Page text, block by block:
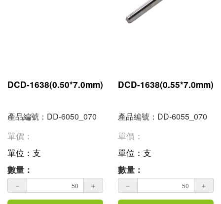
DCD-1638(0.50*7.0mm)
產品編號：DD-6050_070
單價：
單位：支
數量：
－ ＋
DCD-1638(0.55*7.0mm)
產品編號：DD-6055_070
單價：
單位：支
數量：
－ ＋